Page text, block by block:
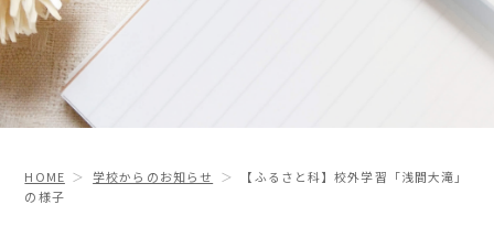
HOME 学校からのお知らせ
【ふるさと科】校外学習「浅間大滝」
の様子